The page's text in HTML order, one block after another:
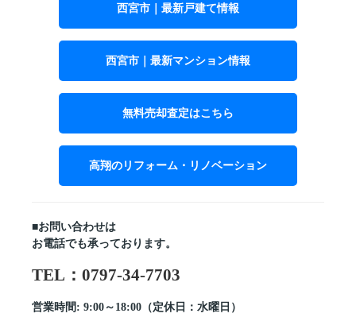
西宮市｜最新戸建て情報
西宮市｜最新マンション情報
無料売却査定はこちら
高翔のリフォーム・リノベーション
■お問い合わせは
お電話でも承っております。
TEL：0797-34-7703
営業時間: 9:00～18:00（定休日：水曜日）